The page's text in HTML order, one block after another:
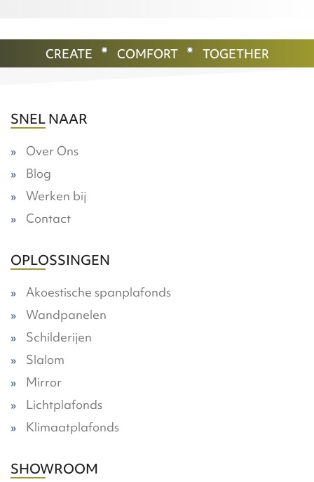
CREATE COMFORT TOGETHER
SNEL NAAR
Over Ons
Blog
Werken bij
Contact
OPLOSSINGEN
Akoestische spanplafonds
Wandpanelen
Schilderijen
Slalom
Mirror
Lichtplafonds
Klimaatplafonds
SHOWROOM